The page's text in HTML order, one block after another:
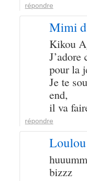
répondre
Mimi
Kikou
J’adore
pour la
Je te
end,
il va
répondre
Loulou
bizzz